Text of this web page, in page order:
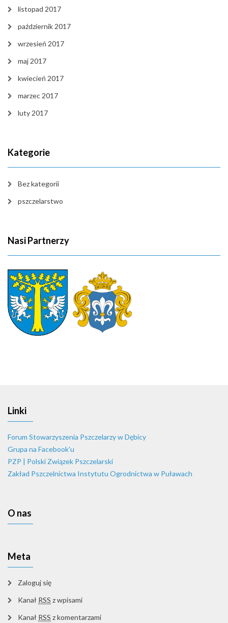
listopad 2017
październik 2017
wrzesień 2017
maj 2017
kwiecień 2017
marzec 2017
luty 2017
Kategorie
Bez kategorii
pszczelarstwo
Nasi Partnerzy
Linki
Forum Stowarzyszenia Pszczelarzy w Dębicy
Grupa na Facebook'u
PZP | Polski Związek Pszczelarski
Zakład Pszczelnictwa Instytutu Ogrodnictwa w Puławach
O nas
Meta
Zaloguj się
Kanał RSS z wpisami
Kanał RSS z komentarzami